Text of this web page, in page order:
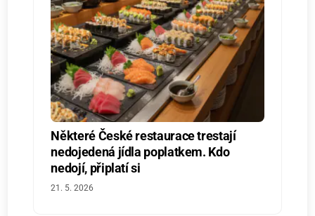
Některé České restaurace trestají
nedojedená jídla poplatkem. Kdo
nedojí, připlatí si
21. 5. 2026